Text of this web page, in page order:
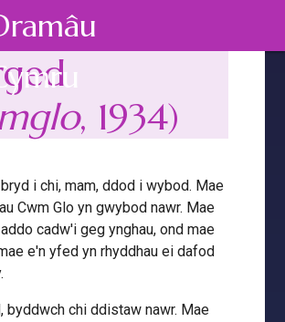
, 1934)
i chi, mam, ddod i wybod. Mae
Cwm Glo yn gwybod nawr. Mae
cadw'i geg ynghau, ond mae
e'n yfed yn rhyddhau ei dafod
byddwch chi ddistaw nawr. Mae